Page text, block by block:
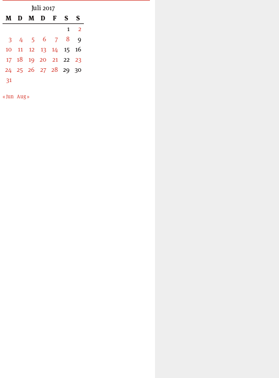
Juli 2017
M
D M D F S
S
1
2
3
4 5 6 7 8
9
10
11 12 13 14 15
16
17 18 19 20 21 22
23
24 25 26 27 28 29 30
31
« Jun Aug »